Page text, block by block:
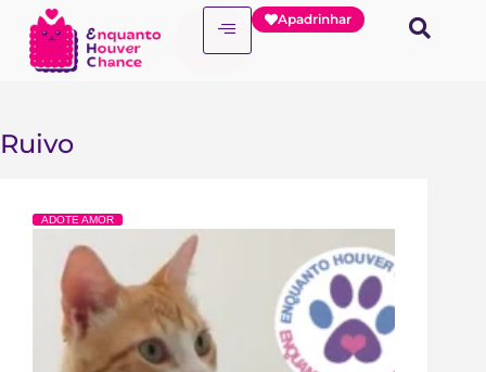
Apadrinhar
Ruivo
ADOTE AMOR